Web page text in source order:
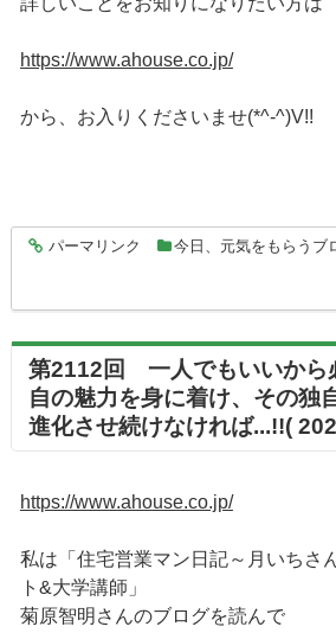
https://www.ahouse.co.jp/
から、お入りくださいませ(*^-^)V!!
entry6352
パーマリンク 今日、元気をもらうブ
第2112回 一人でもいいから
自の魅力を身に着け、その独
進化させ続けなければ...!!(
https://www.ahouse.co.jp/
私は「住宅営業マン日記～月いちさ
ト&大学講師」
菊原智明さんのブログを読んで